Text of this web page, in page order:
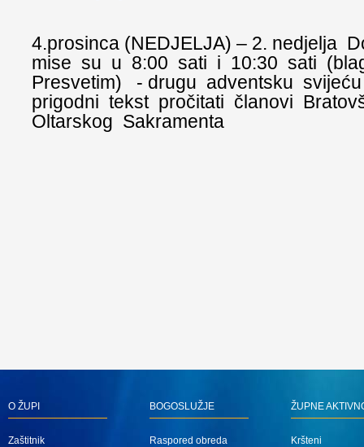
4.prosinca (NEDJELJA) – 2. nedjelja
mise su u 8:00 sati i 10:30 sati
Presvetim) - drugu adventsku
prigodni tekst pročitati članovi
Oltarskog Sakramenta
O ŽUPI
Zaštitnik
BOGOSLUŽJE
Raspored obreda
ŽUPNE
Kršteni